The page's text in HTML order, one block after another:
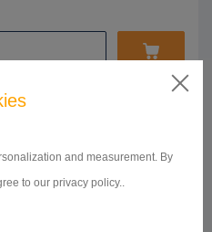
and measurement. By
to our privacy policy..
Nové Mesto nad Váhom ID 42790